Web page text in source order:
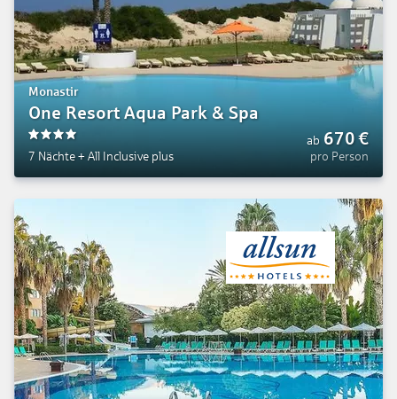
Monastir
One Resort Aqua Park & Spa
7 Nächte + All Inclusive plus
ab 670€
pro Person